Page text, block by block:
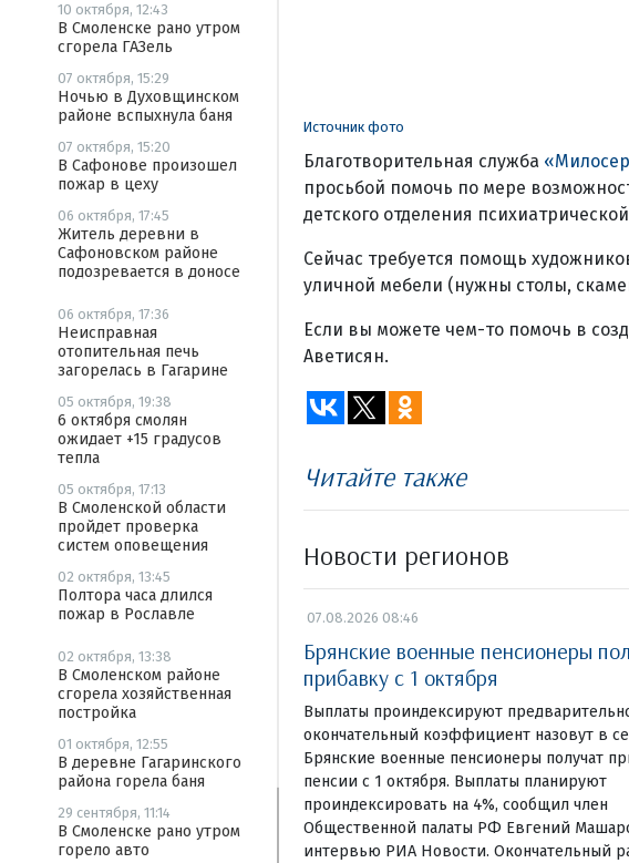
10 октября, 12:43
В Смоленске рано утром
сгорела ГАЗель
07 октября, 15:29
Ночью в Духовщинском
районе вспыхнула баня
07 октября, 15:20
В Сафонове произошел
пожар в цеху
06 октября, 17:45
Житель деревни в
Сафоновском районе
подозревается в доносе
06 октября, 17:36
Неисправная
отопительная печь
загорелась в Гагарине
05 октября, 19:38
6 октября смолян
ожидает +15 градусов
тепла
05 октября, 17:13
В Смоленской области
пройдет проверка
систем оповещения
02 октября, 13:45
Полтора часа длился
пожар в Рославле
02 октября, 13:38
В Смоленском районе
сгорела хозяйственная
постройка
01 октября, 12:55
В деревне Гагаринского
района горела баня
29 сентября, 11:14
В Смоленске рано утром
горело авто
Источник фото
Благотворительная служба
просьбой помочь по мере
детского отделения
Сейчас требуется помощь
уличной мебели (нужны столы,
Если вы можете чем-то помочь в
Аветисян.
Читайте также
Новости регионов
07.08.2026 08:46
Брянские военные пенсионеры
прибавку с 1 октября
Выплаты проиндексируют
окончательный коэффициент назовут в
Брянские военные пенсионеры получат
пенсии с 1 октября. Выплаты планируют
проиндексировать на 4%, сообщил член
Общественной палаты РФ Евгений
интервью РИА Новости. Окончательный